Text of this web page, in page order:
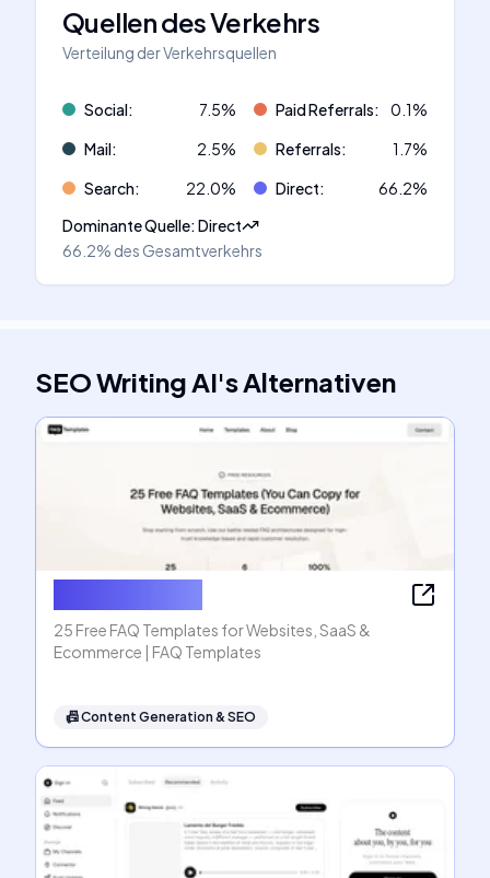
Quellen des Verkehrs
Verteilung der Verkehrsquellen
Social: 7.5% Paid Referrals: 0.1%
Mail: 2.5% Referrals: 1.7%
Search: 22.0% Direct: 66.2%
Dominante Quelle:Direct
66.2% des Gesamtverkehrs
SEO Writing AI'sAlternativen
25 Free FAQ Templates for Websites, SaaS &
Ecommerce | FAQ Templates
📠Content Generation & SEO